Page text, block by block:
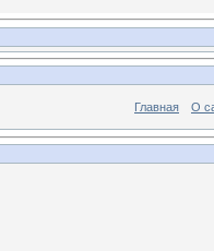
Главная О